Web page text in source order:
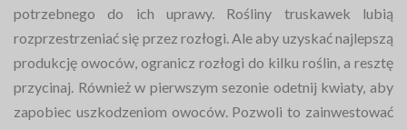
potrzebnego do ich uprawy. Rośliny truskawek lubią
rozprzestrzeniać się przez rozłogi. Ale aby uzyskać najlepszą
produkcję owoców, ogranicz rozłogi do kilku roślin, a resztę
przycinaj. Również w pierwszym sezonie odetnij kwiaty, aby
zapobiec uszkodzeniom owoców. Pozwoli to zainwestować